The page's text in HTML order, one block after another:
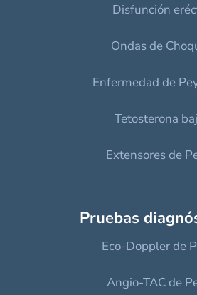
Disfunción
Ondas de
Enfermedad de
Tetosterona
Extensores de
Pruebas
Eco-Doppler de
Angio-TAC de